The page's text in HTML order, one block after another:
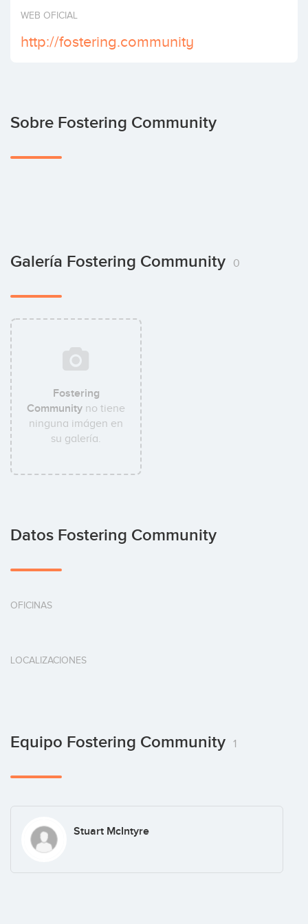
Invertir
WEB OFICIAL
http://fostering.community
Sobre Fostering Community
Galería Fostering Community 0
Fostering
Community no tiene
ninguna imágen en
su galería.
Datos Fostering Community
OFICINAS
LOCALIZACIONES
Equipo Fostering Community 1
Stuart McIntyre